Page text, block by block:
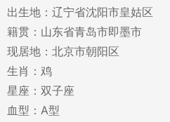
出生地：辽宁省沈阳市皇姑区
籍贯：山东省青岛市即墨市
现居地：北京市朝阳区
生肖：鸡
星座：双子座
血型：A型